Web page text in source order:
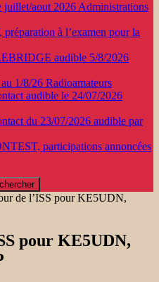
juillet/aout 2026 Administrations
préparation à l’examen pour la
audible 5/8/2026
1/8/26 Radioamateurs
audible le 24/07/2026
du 23/07/2026 audible par
participations annoncées
de l’ISS pour KE5UDN,
pour KE5UDN,